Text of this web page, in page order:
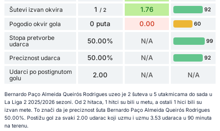
Šutevi izvan okvira 1 / 2 1.76 92
Pogodio okvir gola 0 puta 0.00 60
Stopa pretvorbe
udarca
50.00% N/A 99
Preciznost udarca 50.00% N/A 92
Udarci po postignutom
golu
2.00 N/A N/A
Bernardo Paço Almeida Queirós Rodrigues uzeo je 2 šuteva u 5 utakmicama do sada u
La Liga 2 2025/2026 sezoni. Od 2 hitaca, 1 hitci su bili u metu, a ostali 1 hici bili su
izvan mete. To znači da je preciznost šuta Bernardo Paço Almeida Queirós Rodrigues
50.00%. Postižu gol za svaki 2.00 udarac koji uzmu i uzmu 3.53 udaraca u 90 minuta
na terenu.